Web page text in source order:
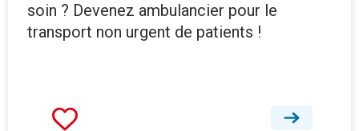
soin ? Devenez ambulancier pour le
transport non urgent de patients !